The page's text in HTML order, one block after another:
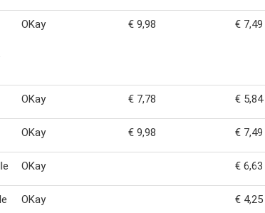
OKay € 9,98 € 7,49
OKay € 7,78 € 5,84
OKay € 9,98 € 7,49
OKay € 6,63
OKay € 4,25